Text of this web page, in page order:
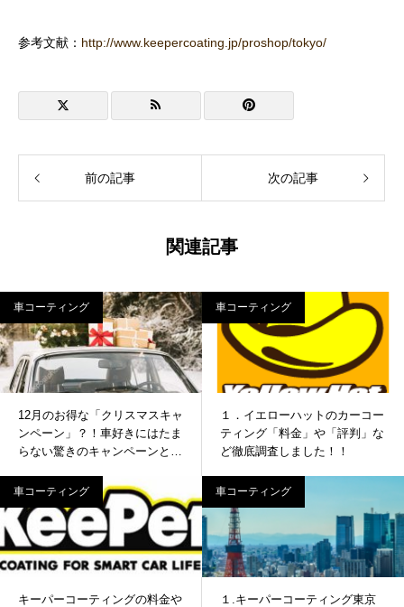
参考文献： http://www.keepercoating.jp/proshop/tokyo/
前の記事 次の記事
関連記事
車コーティング
12月のお得な「クリスマスキャ
ンペーン」？！車好きにはたま
らない驚きのキャンペーンと
車コーティング
１．イエローハットのカーコー
ティング「料金」や「評判」な
ど徹底調査しました！！
車コーティング
キーパーコーティングの料金や
車コーティング
１.キーパーコーティング東京